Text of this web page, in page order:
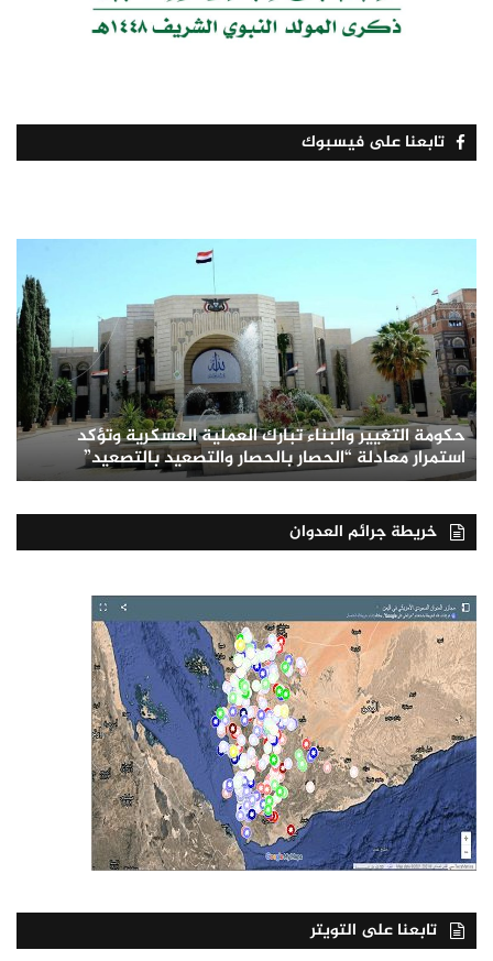
تابعنا على فيسبوك
حكومة التغيير والبناء تبارك العملية العسكرية وتؤكد
استمرار معادلة “الحصار بالحصار والتصعيد بالتصعيد”
خريطة جرائم العدوان
تابعنا على التويتر